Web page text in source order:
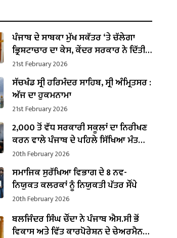
ਪੰਜਾਬ ਦੇ ਸਾਬਕਾ ਮੁੱਖ ਸਕੱਤਰ ‘ਤੇ ਚੱਲੇਗਾ
ਭ੍ਰਿਸ਼ਟਾਚਾਰ ਦਾ ਕੇਸ, ਕੇਂਦਰ ਸਰਕਾਰ ਨੇ ਦਿੱਤੀ
ਪ੍ਰਵਾਨਗੀ
21st February 2026
ਸੱਚਖੰਡ ਸ੍ਰੀ ਹਰਿਮੰਦਰ ਸਾਹਿਬ, ਸ੍ਰੀ ਅੰਮ੍ਰਿਤਸਰ :
ਅੱਜ ਦਾ ਹੁਕਮਨਾਮਾ
21st February 2026
2,000 ਤੋਂ ਵੱਧ ਸਰਕਾਰੀ ਸਕੂਲਾਂ ਦਾ ਨਿਰੀਖਣ
ਕਰਨ ਵਾਲੇ ਪੰਜਾਬ ਦੇ ਪਹਿਲੇ ਸਿੱਖਿਆ ਮੰਤਰੀ
ਬਣੇ ਹਰਜੋਤ ਸਿੰਘ ਬੈਂਸ
20th February 2026
ਸਮਾਜਿਕ ਸੁਰੱਖਿਆ ਵਿਭਾਗ ਦੇ 8 ਨਵ-
ਨਿਯੁਕਤ ਕਲਰਕਾਂ ਨੂੰ ਨਿਯੁਕਤੀ ਪੱਤਰ ਸੌਂਪੇ
20th February 2026
ਬਲਜਿੰਦਰ ਸਿੰਘ ਚੌਂਦਾ ਨੇ ਪੰਜਾਬ ਐਸ.ਸੀ ਭੋਂ
ਵਿਕਾਸ ਅਤੇ ਵਿੱਤ ਕਾਰਪੋਰੇਸ਼ਨ ਦੇ ਚੇਅਰਮੈਨ